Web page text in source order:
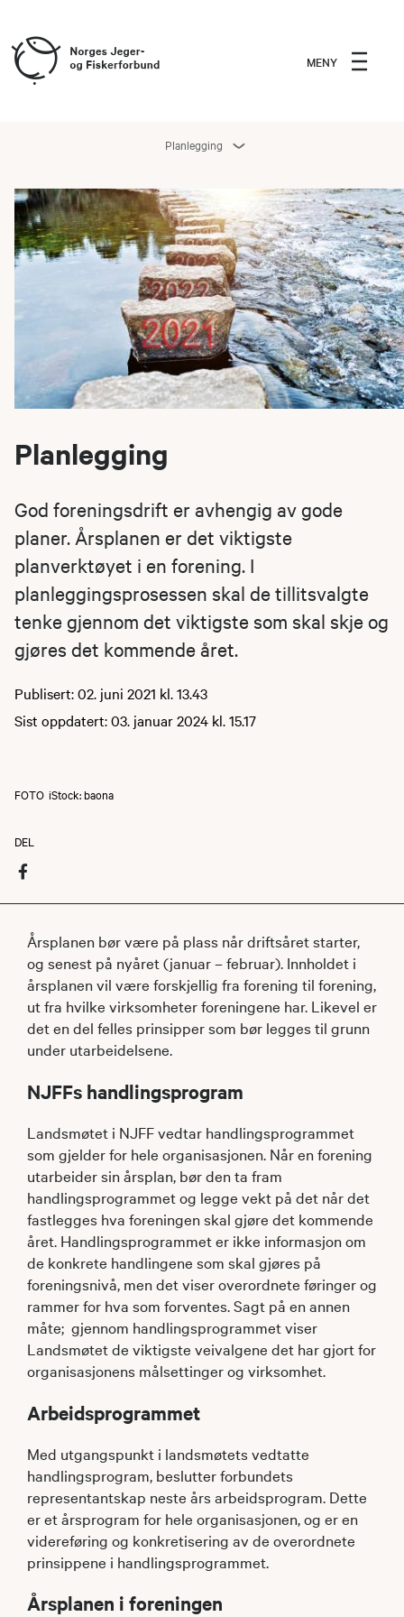
MENY
Planlegging
Planlegging
God foreningsdrift er avhengig av gode
planer. Årsplanen er det viktigste
planverktøyet i en forening. I
planleggingsprosessen skal de tillitsvalgte
tenke gjennom det viktigste som skal skje og
gjøres det kommende året.
Publisert: 02. juni 2021 kl. 13.43
Sist oppdatert: 03. januar 2024 kl. 15.17
FOTO iStock: baona
DEL
Årsplanen bør være på plass når driftsåret starter,
og senest på nyåret (januar – februar). Innholdet i
årsplanen vil være forskjellig fra forening til forening,
ut fra hvilke virksomheter foreningene har. Likevel er
det en del felles prinsipper som bør legges til grunn
under utarbeidelsene.
NJFFs handlingsprogram
Landsmøtet i NJFF vedtar handlingsprogrammet
som gjelder for hele organisasjonen. Når en forening
utarbeider sin årsplan, bør den ta fram
handlingsprogrammet og legge vekt på det når det
fastlegges hva foreningen skal gjøre det kommende
året. Handlingsprogrammet er ikke informasjon om
de konkrete handlingene som skal gjøres på
foreningsnivå, men det viser overordnete føringer og
rammer for hva som forventes. Sagt på en annen
måte; gjennom handlingsprogrammet viser
Landsmøtet de viktigste veivalgene det har gjort for
organisasjonens målsettinger og virksomhet.
Arbeidsprogrammet
Med utgangspunkt i landsmøtets vedtatte
handlingsprogram, beslutter forbundets
representantskap neste års arbeidsprogram. Dette
er et årsprogram for hele organisasjonen, og er en
videreføring og konkretisering av de overordnete
prinsippene i handlingsprogrammet.
Årsplanen i foreningen